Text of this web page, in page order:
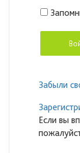
Забыли
Если вы